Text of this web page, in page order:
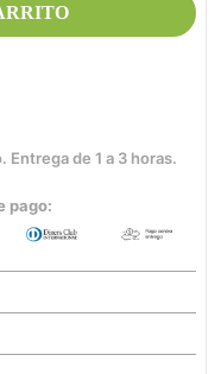
de 1 a 3 horas.
pago: